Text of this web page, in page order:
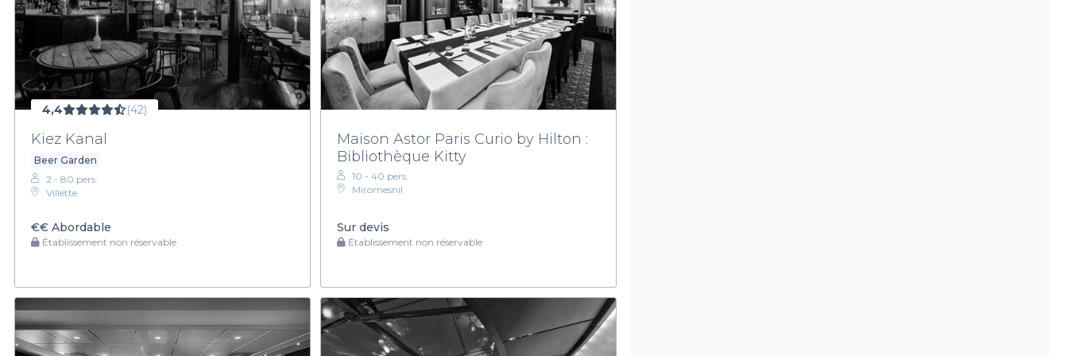
4,4 (42)
Kiez Kanal
Beer Garden
2 - 80 pers.
Villette
€€ Abordable
Établissement non réservable
Maison Astor Paris Curio by Hilton :
Bibliothèque Kitty
10 - 40 pers.
Miromesnil
Sur devis
Établissement non réservable